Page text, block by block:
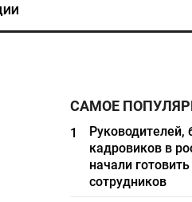
САМОЕ
1
Руководителей,
кадровиков в
начали
сотрудников